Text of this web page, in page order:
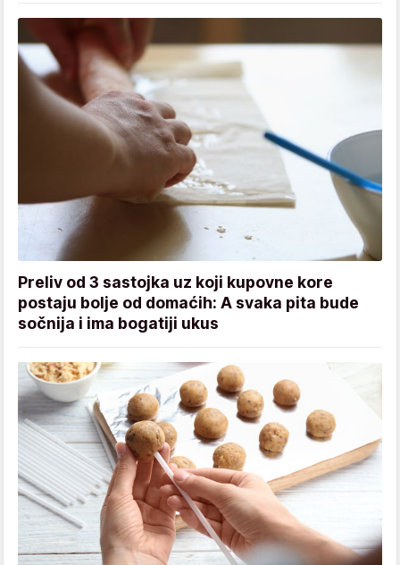
Preliv od 3 sastojka uz koji kupovne kore
postaju bolje od domaćih: A svaka pita bude
sočnija i ima bogatiji ukus